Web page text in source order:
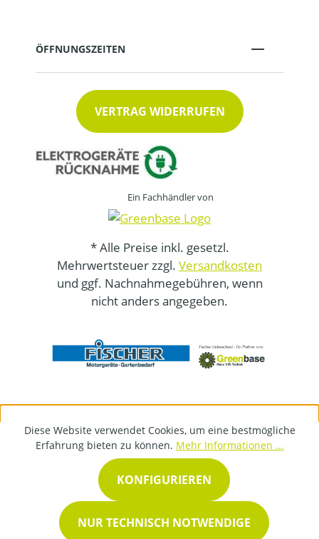
ÖFFNUNGSZEITEN
VERTRAG WIDERRUFEN
Ein Fachhändler von
* Alle Preise inkl. gesetzl.
Mehrwertsteuer zzgl. Versandkosten
und ggf. Nachnahmegebühren, wenn
nicht anders angegeben.
Diese Website verwendet Cookies, um eine bestmögliche
Erfahrung bieten zu können. Mehr Informationen ...
NUR TECHNISCH NOTWENDIGE
KONFIGURIEREN